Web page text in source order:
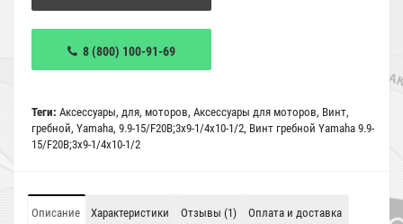
8 (800) 100-91-69
Теги: Аксессуары, для, моторов, Аксессуары для моторов, Винт,
гребной, Yamaha, 9.9-15/F20B;3x9-1/4x10-1/2, Винт гребной Yamaha 9.9-
15/F20B;3x9-1/4x10-1/2
Описание Характеристики Отзывы (1) Оплата и доставка